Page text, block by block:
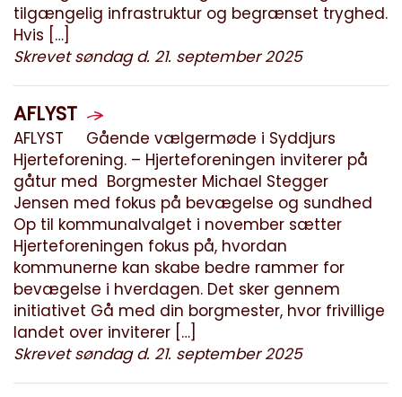
tilgængelig infrastruktur og begrænset tryghed.
Hvis […]
Skrevet søndag d. 21. september 2025
AFLYST
AFLYST Gående vælgermøde i Syddjurs
Hjerteforening. – Hjerteforeningen inviterer på
gåtur med Borgmester Michael Stegger
Jensen med fokus på bevægelse og sundhed
Op til kommunalvalget i november sætter
Hjerteforeningen fokus på, hvordan
kommunerne kan skabe bedre rammer for
bevægelse i hverdagen. Det sker gennem
initiativet Gå med din borgmester, hvor frivillige
landet over inviterer […]
Skrevet søndag d. 21. september 2025